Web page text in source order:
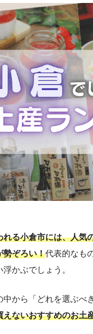
る小倉市には、人気
勢ぞろい！代表的なも
かぶでしょう。
から「どれを選ぶべ
えないおすすめのお土